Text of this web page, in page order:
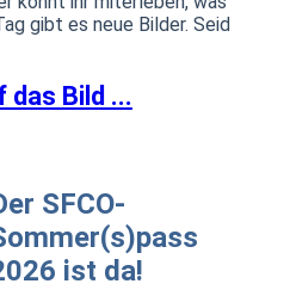
gibt es neue Bilder. Seid
das Bild ...
SFCO-
ist da!